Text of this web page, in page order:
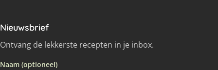
Nieuwsbrief
Ontvang de lekkerste recepten in je inbox.
Naam (optioneel)